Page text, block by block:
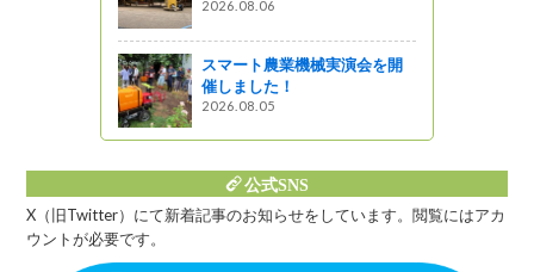
2026.08.06
スマート農業機械実演会を開
催しました！
2026.08.05
公式SNS
X（旧Twitter）にて新着記事のお知らせをしています。閲覧にはアカ
ウントが必要です。